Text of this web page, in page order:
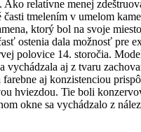
Ako relatívne menej
tmelením v umelom
ktorý bol na svoje
ostenia dala možnosť pre
polovice 14. storočia.
vychádzala aj z tvaru
aj konzistenciou
hviezdou. Tie boli
okne sa vychádzalo z